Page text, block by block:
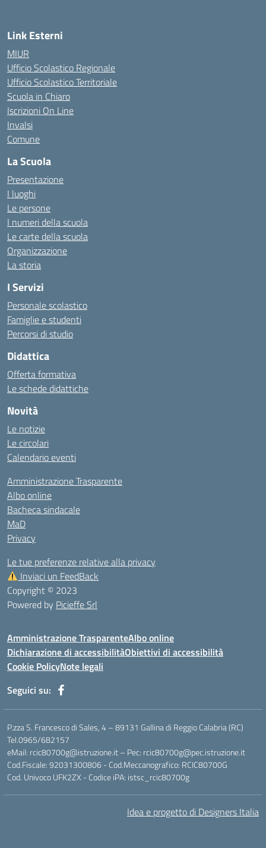
Link Esterni
MIUR
Ufficio Scolastico Regionale
Ufficio Scolastico Territoriale
Scuola in Chiaro
Iscrizioni On Line
Invalsi
Comune
La Scuola
Presentazione
I luoghi
Le persone
I numeri della scuola
Le carte della scuola
Organizzazione
La storia
I Servizi
Personale scolastico
Famiglie e studenti
Percorsi di studio
Didattica
Offerta formativa
Le schede didattiche
Novità
Le notizie
Le circolari
Calendario eventi
Amministrazione Trasparente
Albo online
Bacheca sindacale
MaD
Privacy
Le tue preferenze relative alla privacy
Inviaci un FeedBack
Copyright © 2023
Powered by Picieffe Srl
Amministrazione TrasparenteAlbo online
Dichiarazione di accessibilitàObiettivi di accessibilità
Cookie PolicyNote legali
Seguici su:
P.zza S. Francesco di Sales, 4 – 89131 Gallina di Reggio Calabria (RC)
Tel.0965/682157
eMail: rcic80700g@istruzione.it – Pec: rcic80700g@pec.istruzione.it
Cod.Fiscale: 92031300806 - Cod.Meccanografico: RCIC80700G
Cod. Univoco UFK2ZX - Codice iPA: istsc_rcic80700g
Idea e progetto di Designers Italia